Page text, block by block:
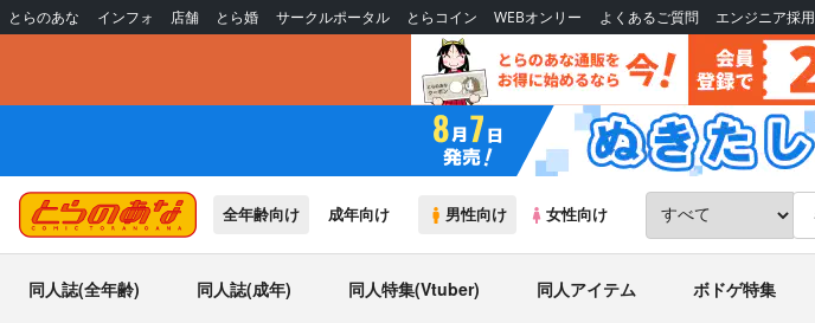
とらのあな インフォ 店舗 とら婚 サークルポータル とらコイン WEBオンリー よくあるご質問 エンジニア採用
全年齢向け 成年向け 男性向け 女性向け
同人誌(全年齢) 同人誌(成年) 同人特集(Vtuber) 同人アイテム ボドゲ特集